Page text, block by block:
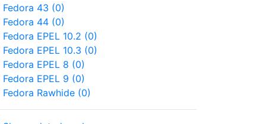
Fedora 43 (0)
Fedora 44 (0)
Fedora EPEL 10.2 (0)
Fedora EPEL 10.3 (0)
Fedora EPEL 8 (0)
Fedora EPEL 9 (0)
Fedora Rawhide (0)